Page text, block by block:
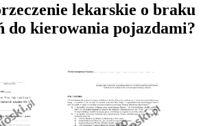
lekarskie o braku
do kierowania pojazdami?